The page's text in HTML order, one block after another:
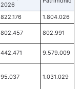
2026
822.176
1.804.026
802.457 802.991
442.471 9.579.009
95.037 1.031.029